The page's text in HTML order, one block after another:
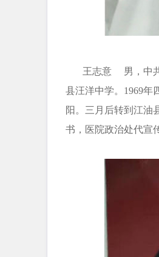
王志意 男，中共党
县汪洋中学。1969年
阳。三月后转到江油
书，医院政治处代宣